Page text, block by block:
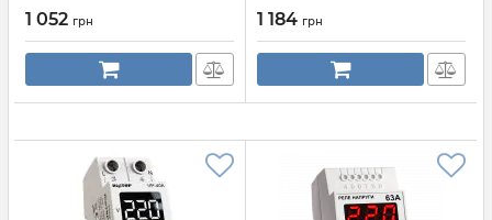
1 052 грн 1 184 грн